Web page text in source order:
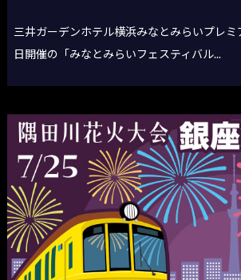
三井ガーデンホテル横浜みなとみらいプレ
日開催の「みなとみらいフェスティバル...